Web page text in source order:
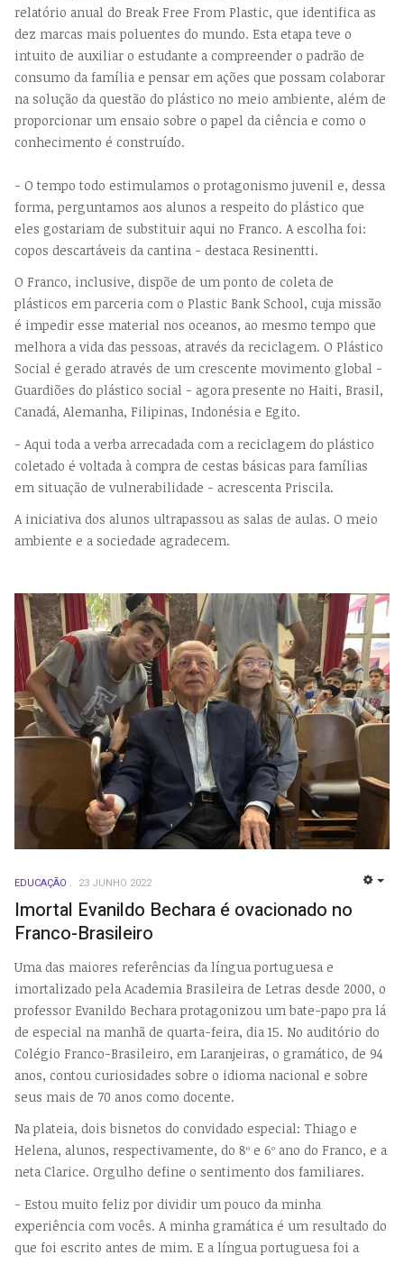
relatório anual do Break Free From Plastic, que identifica as
dez marcas mais poluentes do mundo. Esta etapa teve o
intuito de auxiliar o estudante a compreender o padrão de
consumo da família e pensar em ações que possam colaborar
na solução da questão do plástico no meio ambiente, além de
proporcionar um ensaio sobre o papel da ciência e como o
conhecimento é construído.
- O tempo todo estimulamos o protagonismo juvenil e, dessa
forma, perguntamos aos alunos a respeito do plástico que
eles gostariam de substituir aqui no Franco. A escolha foi:
copos descartáveis da cantina - destaca Resinentti.
O Franco, inclusive, dispõe de um ponto de coleta de
plásticos em parceria com o Plastic Bank School, cuja missão
é impedir esse material nos oceanos, ao mesmo tempo que
melhora a vida das pessoas, através da reciclagem. O Plástico
Social é gerado através de um crescente movimento global -
Guardiões do plástico social - agora presente no Haiti, Brasil,
Canadá, Alemanha, Filipinas, Indonésia e Egito.
- Aqui toda a verba arrecadada com a reciclagem do plástico
coletado é voltada à compra de cestas básicas para famílias
em situação de vulnerabilidade - acrescenta Priscila.
A iniciativa dos alunos ultrapassou as salas de aulas. O meio
ambiente e a sociedade agradecem.
EDUCAÇÃO 23 JUNHO 2022
Imortal Evanildo Bechara é ovacionado no
Franco-Brasileiro
Uma das maiores referências da língua portuguesa e
imortalizado pela Academia Brasileira de Letras desde 2000, o
professor Evanildo Bechara protagonizou um bate-papo pra lá
de especial na manhã de quarta-feira, dia 15. No auditório do
Colégio Franco-Brasileiro, em Laranjeiras, o gramático, de 94
anos, contou curiosidades sobre o idioma nacional e sobre
seus mais de 70 anos como docente.
Na plateia, dois bisnetos do convidado especial: Thiago e
Helena, alunos, respectivamente, do 8º e 6º ano do Franco, e a
neta Clarice. Orgulho define o sentimento dos familiares.
- Estou muito feliz por dividir um pouco da minha
experiência com vocês. A minha gramática é um resultado do
que foi escrito antes de mim. E a língua portuguesa foi a